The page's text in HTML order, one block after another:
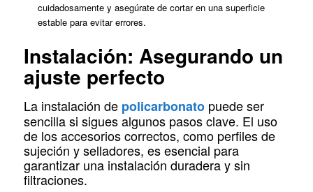
cuidadosamente y asegúrate de cortar en una superficie
estable para evitar errores.
Instalación: Asegurando un
ajuste perfecto
La instalación de policarbonatopuede ser
sencilla si sigues algunos pasos clave. El uso
de los accesorios correctos, como perfiles de
sujeción y selladores, es esencial para
garantizar una instalación duradera y sin
filtraciones.